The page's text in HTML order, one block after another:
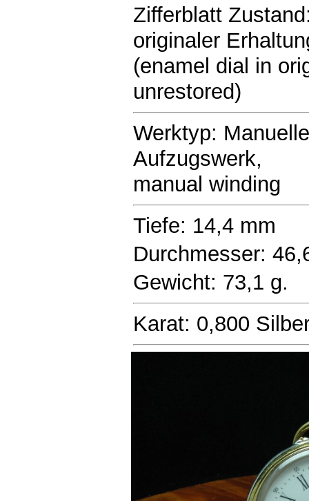
Zifferblatt
originaler
(enamel dial in
unrestored)
Werktyp:
Aufzugswerk,
manual winding
Tiefe: 14,4 mm
Durchmesser:
Gewicht: 73,1 g.
Karat: 0,800